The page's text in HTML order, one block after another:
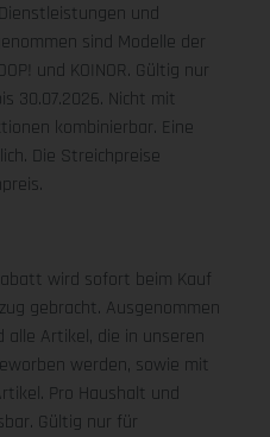
und
sind Modelle der
und KOINOR. Gültig nur
30.07.2026. Nicht mit
kombinierbar. Eine
Die Streichpreise
wird sofort beim Kauf
gebracht. Ausgenommen
Artikel, die in unseren
werden, sowie mit
Pro Haushalt und
Gültig nur für